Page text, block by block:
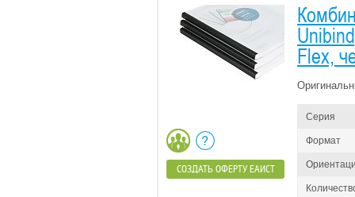
Flex,
Серия
Формат
СОЗДАТЬ ОФЕРТУ ЕАИСТ